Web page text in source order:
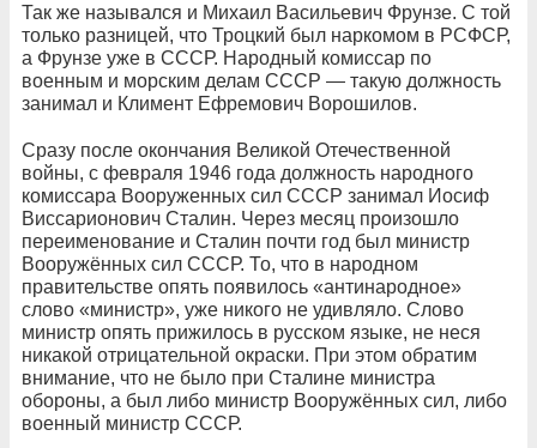
Так же назывался и Михаил Васильевич Фрунзе. С той
только разницей, что Троцкий был наркомом в РСФСР,
а Фрунзе уже в СССР. Народный комиссар по
военным и морским делам СССР — такую должность
занимал и Климент Ефремович Ворошилов.
Сразу после окончания Великой Отечественной
войны, с февраля 1946 года должность народного
комиссара Вооруженных сил СССР занимал Иосиф
Виссарионович Сталин. Через месяц произошло
переименование и Сталин почти год был министр
Вооружённых сил СССР. То, что в народном
правительстве опять появилось «антинародное»
слово «министр», уже никого не удивляло. Слово
министр опять прижилось в русском языке, не неся
никакой отрицательной окраски. При этом обратим
внимание, что не было при Сталине министра
обороны, а был либо министр Вооружённых сил, либо
военный министр СССР.